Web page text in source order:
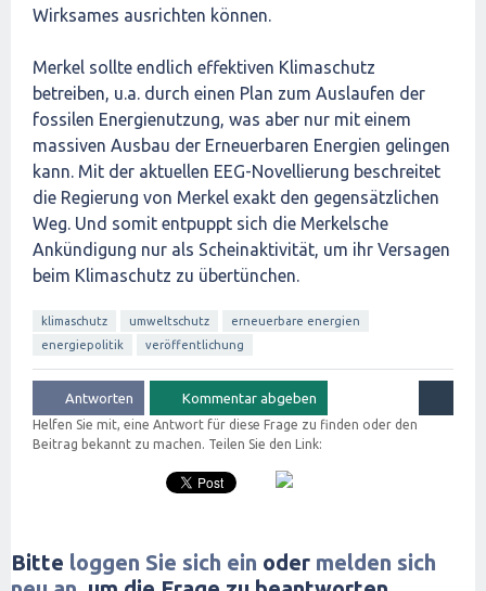
Wirksames ausrichten können.
Merkel sollte endlich effektiven Klimaschutz
betreiben, u.a. durch einen Plan zum Auslaufen der
fossilen Energienutzung, was aber nur mit einem
massiven Ausbau der Erneuerbaren Energien gelingen
kann. Mit der aktuellen EEG-Novellierung beschreitet
die Regierung von Merkel exakt den gegensätzlichen
Weg. Und somit entpuppt sich die Merkelsche
Ankündigung nur als Scheinaktivität, um ihr Versagen
beim Klimaschutz zu übertünchen.
klimaschutz umweltschutz
erneuerbare energien
energiepolitik
veröffentlichung
Helfen Sie mit, eine Antwort für diese Frage zu finden oder den
Beitrag bekannt zu machen. Teilen Sie den Link:
Bitte loggen Sie sich ein oder melden sich